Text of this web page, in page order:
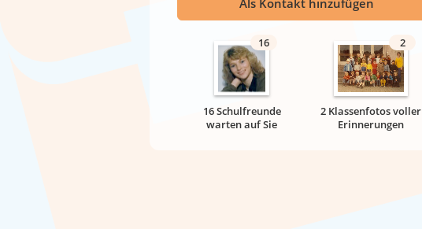
Als Kontakt hinzufügen
16
16 Schulfreunde
warten auf Sie
2
2 Klassenfotos voller
Erinnerungen